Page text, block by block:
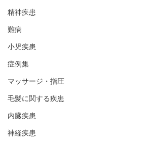
精神疾患
難病
小児疾患
症例集
マッサージ・指圧
毛髪に関する疾患
内臓疾患
神経疾患